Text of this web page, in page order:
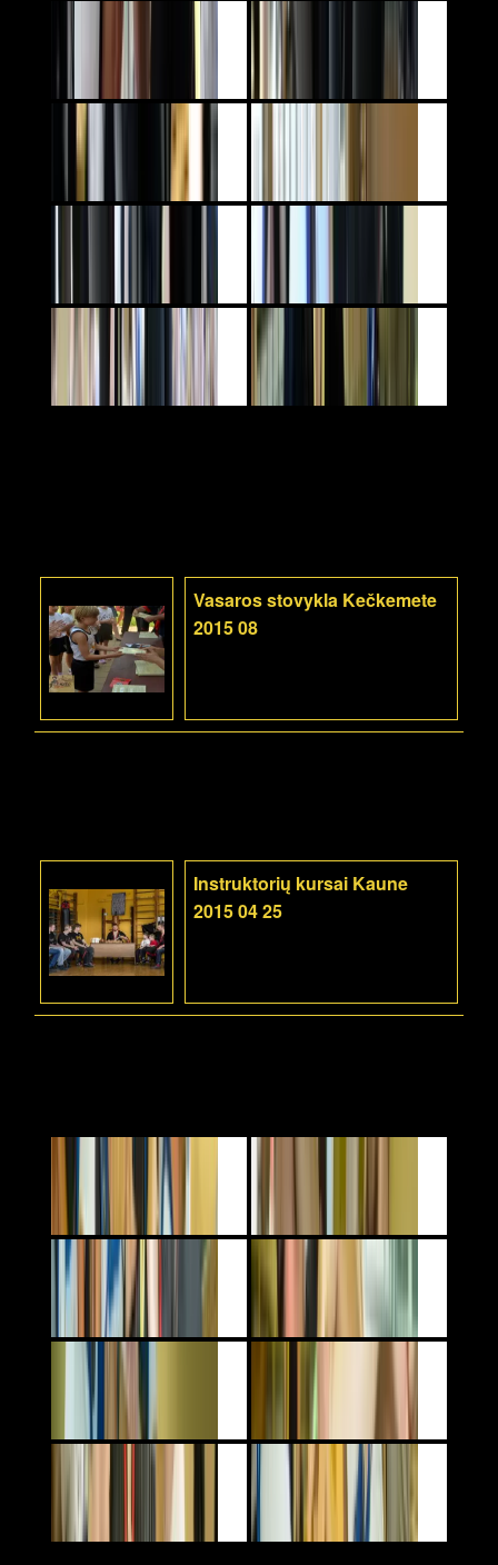
Vasaros stovykla Kečkemete
2015 08
Instruktorių kursai Kaune
2015 04 25